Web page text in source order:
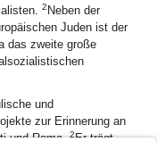
2 Neben der
Juden ist der
das zweite große
und
zur Erinnerung an
und Roma.2Er trägt
Sinti und Roma